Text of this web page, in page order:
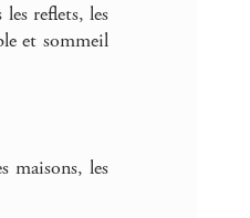
reflets, les
et sommeil
maisons, les